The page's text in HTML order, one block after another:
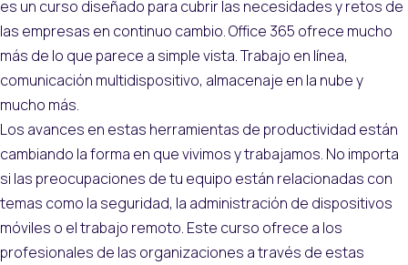
es un curso diseñado para cubrir las necesidades y retos de
las empresas en continuo cambio. Office 365 ofrece mucho
más de lo que parece a simple vista. Trabajo en línea,
comunicación multidispositivo, almacenaje en la nube y
mucho más.
Los avances en estas herramientas de productividad están
cambiando la forma en que vivimos y trabajamos. No importa
si las preocupaciones de tu equipo están relacionadas con
temas como la seguridad, la administración de dispositivos
móviles o el trabajo remoto. Este curso ofrece a los
profesionales de las organizaciones a través de estas